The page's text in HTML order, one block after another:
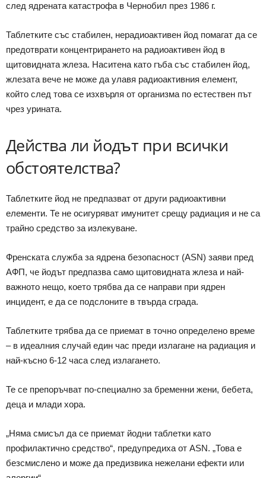
след ядрената катастрофа в Чернобил през 1986 г.
Таблетките със стабилен, нерадиоактивен йод помагат да се
предотврати концентрирането на радиоактивен йод в
щитовидната жлеза. Наситена като гъба със стабилен йод,
жлезата вече не може да улавя радиоактивния елемент,
който след това се изхвърля от организма по естествен път
чрез урината.
Действа ли йодът при всички
обстоятелства?
Таблетките йод не предпазват от други радиоактивни
елементи. Те не осигуряват имунитет срещу радиация и не са
трайно средство за излекуване.
Френската служба за ядрена безопасност (ASN) заяви пред
АФП, че йодът предпазва само щитовидната жлеза и най-
важното нещо, което трябва да се направи при ядрен
инцидент, е да се подслоните в твърда сграда.
Таблетките трябва да се приемат в точно определено време
– в идеалния случай един час преди излагане на радиация и
най-късно 6-12 часа след излагането.
Те се препоръчват по-специално за бременни жени, бебета,
деца и млади хора.
„Няма смисъл да се приемат йодни таблетки като
профилактично средство“, предупредиха от ASN. „Това е
безсмислено и може да предизвика нежелани ефекти или